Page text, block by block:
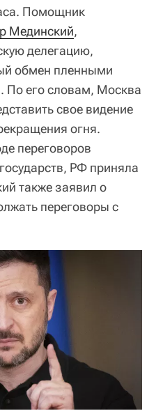
Помощник
Мединский,
делегацию,
обмен пленными
По его словам, Москва
свое видение
огня.
переговоров
РФ приняла
также заявил о
переговоры с